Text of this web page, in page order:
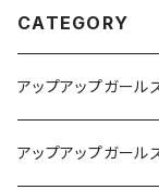
CATEGORY
アップアップガールズ
CD・DVD・Blu-ray
アップアップガールズ